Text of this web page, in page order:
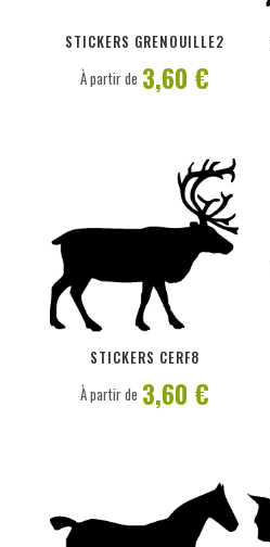
STICKERS GRENOUILLE2
À partir de 3,60 €
STICKERS CERF8
PERSONNALISER
À partir de 3,60 €